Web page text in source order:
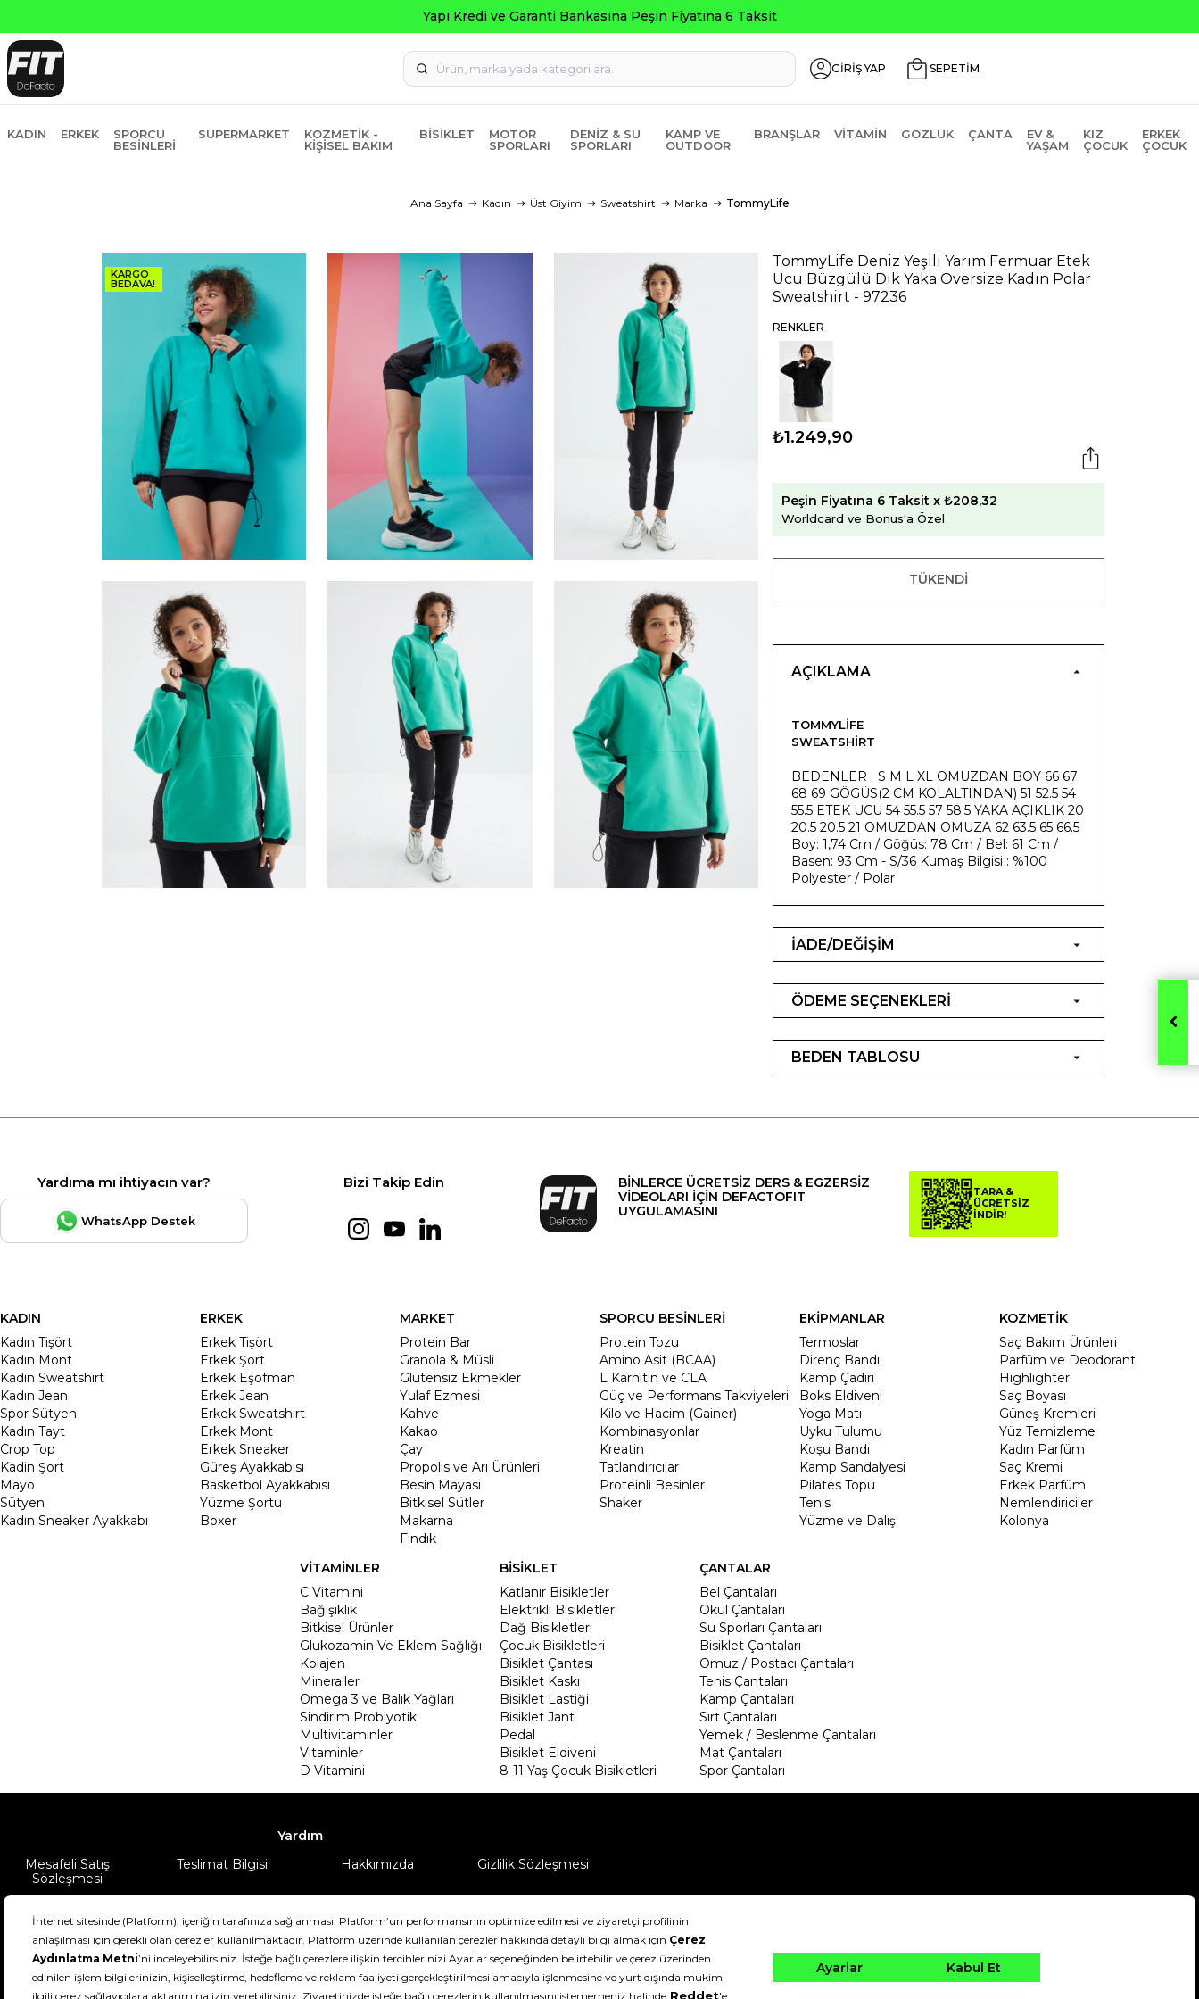
GİRİŞ YAP SEPETİM
KADIN ERKEK
SPORCU
BESINLERI
SÜPERMARKET
KOZMETIK -
KIŞISEL BAKIM
BISIKLET
MOTOR
SPORLARI
DENIZ & SU
SPORLARI
KAMP VE
OUTDOOR
BRANŞLAR VITAMIN GÖZLÜK ÇANTA
EV &
YAŞAM
KIZ
ÇOCUK
ERKEK
ÇOCUK
Ana Sayfa Kadın Üst Giyim Sweatshirt Marka TommyLife
KARGO
BEDAVA!
TommyLife Deniz Yeşili Yarım Fermuar Etek
Ucu Büzgülü Dik Yaka Oversize Kadın Polar
Sweatshirt - 97236
RENKLER
₺1.249,90
Peşin Fiyatına 6 Taksit x ₺208,32
Worldcard ve Bonus'a Özel
TÜKENDI
AÇIKLAMA
TOMMYLIFE
SWEATSHIRT
BEDENLER S M L XL OMUZDAN BOY 66 67
68 69 GÖGÜS(2 CM KOLALTINDAN) 51 52.5 54
55.5 ETEK UCU 54 55.5 57 58.5 YAKA AÇIKLIK 20
20.5 20.5 21 OMUZDAN OMUZA 62 63.5 65 66.5
Boy: 1,74 Cm / Göğüs: 78 Cm / Bel: 61 Cm /
Basen: 93 Cm - S/36 Kumaş Bilgisi : %100
Polyester / Polar
İADE/DEĞİŞİM
ÖDEME SEÇENEKLERİ
BEDEN TABLOSU
Yardıma mı ihtiyacın var?
WhatsApp Destek
Bizi Takip Edin
BİNLERCE ÜCRETSİZ DERS & EGZERSİZ
VİDEOLARI İÇİN DEFACTOFIT
UYGULAMASINI
TARA &
ÜCRETSİZ
İNDİR!
KADIN
Kadın Tişört
Kadın Mont
Kadın Sweatshirt
Kadın Jean
Spor Sütyen
Kadın Tayt
Crop Top
Kadin Şort
Mayo
Sütyen
Kadın Sneaker Ayakkabı
ERKEK
Erkek Tişört
Erkek Şort
Erkek Eşofman
Erkek Jean
Erkek Sweatshirt
Erkek Mont
Erkek Sneaker
Güreş Ayakkabısı
Basketbol Ayakkabısı
Yüzme Şortu
Boxer
MARKET
Protein Bar
Granola & Müsli
Glutensiz Ekmekler
Yulaf Ezmesi
Kahve
Kakao
Çay
Propolis ve Arı Ürünleri
Besin Mayası
Bitkisel Sütler
Makarna
Fındık
SPORCU BESİNLERİ
Protein Tozu
Amino Asit (BCAA)
L Karnitin ve CLA
Güç ve Performans Takviyeleri
Kilo ve Hacim (Gainer)
Kombinasyonlar
Kreatin
Tatlandırıcılar
Proteinli Besinler
Shaker
EKİPMANLAR
Termoslar
Direnç Bandı
Kamp Çadırı
Boks Eldiveni
Yoga Matı
Uyku Tulumu
Koşu Bandı
Kamp Sandalyesi
Pilates Topu
Tenis
Yüzme ve Dalış
KOZMETİK
Saç Bakım Ürünleri
Parfüm ve Deodorant
Highlighter
Saç Boyası
Güneş Kremleri
Yüz Temizleme
Kadın Parfüm
Saç Kremi
Erkek Parfüm
Nemlendiriciler
Kolonya
VİTAMİNLER
C Vitamini
Bağışıklık
Bitkisel Ürünler
Glukozamin Ve Eklem Sağlığı
Kolajen
Mineraller
Omega 3 ve Balık Yağları
Sindirim Probiyotik
Multivitaminler
Vitaminler
D Vitamini
BİSİKLET
Katlanır Bisikletler
Elektrikli Bisikletler
Dağ Bisikletleri
Çocuk Bisikletleri
Bisiklet Çantası
Bisiklet Kaskı
Bisiklet Lastiği
Bisiklet Jant
Pedal
Bisiklet Eldiveni
8-11 Yaş Çocuk Bisikletleri
ÇANTALAR
Bel Çantaları
Okul Çantaları
Su Sporları Çantaları
Bisiklet Çantaları
Omuz / Postacı Çantaları
Tenis Çantaları
Kamp Çantaları
Sırt Çantaları
Yemek / Beslenme Çantaları
Mat Çantaları
Spor Çantaları
Yardım
Mesafeli Satış
Sözleşmesi
Teslimat Bilgisi Hakkımızda Gizlilik Sözleşmesi